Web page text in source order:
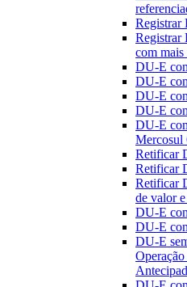
Registrar
Registrar
com mais
DU-E
DU-E
DU-E
DU-E
DU-E
Retificar
Retificar
Retificar
de valor
DU-E
DU-E
DU-E